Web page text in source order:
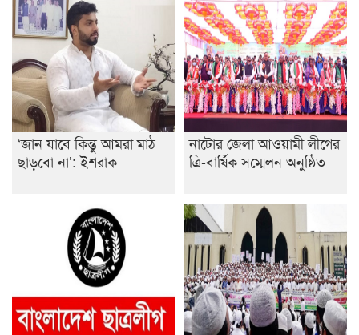
‘জান যাবে কিন্তু আমরা মাঠ
ছাড়বো না’: ইশরাক
নাটোর জেলা আওয়ামী লীগের
ত্রি-বার্ষিক সম্মেলন অনুষ্ঠিত